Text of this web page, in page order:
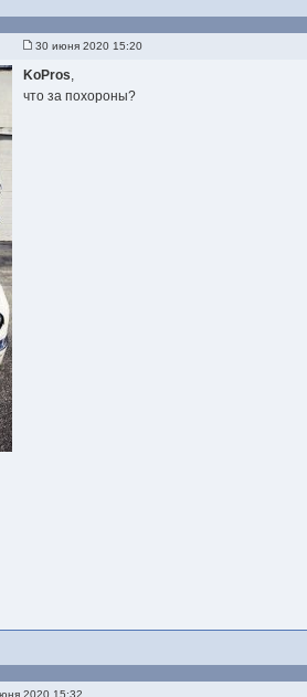
30 июня 2020 15:20
KoPros,
что за похороны?
2020 15:32